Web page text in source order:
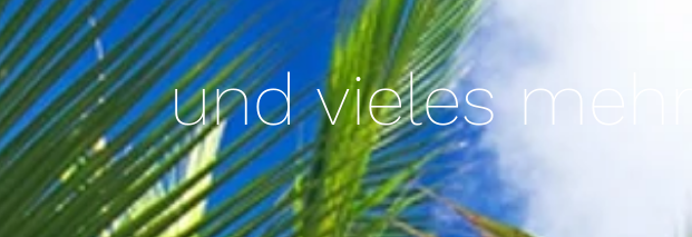
und vieles